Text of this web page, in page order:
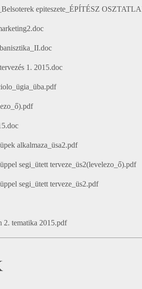
epiteszete_ÉPÍTÉSZ
1. 2015.doc
alkalmaza_üsa2.pdf
segi_ütett terveze_üs2(levelezo_ő).pdf
segi_ütett terveze_üs2.pdf
2. tematika 2015.pdf